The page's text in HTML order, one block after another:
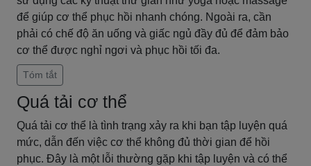
để giúp cơ thể phục hồi nhanh chóng. Ngoài ra, cần
phải có chế độ ăn uống và giấc ngủ đầy đủ để đảm bảo
cơ thể được nghỉ ngơi và phục hồi tối đa.
Tóm tắt
Quá tải cơ thể
Quá tải cơ thể là tình trạng xảy ra khi bạn tập luyện quá
mức, dẫn đến việc cơ thể không đủ thời gian để hồi
phục. Đây là một lỗi thường gặp khi tập luyện và có thể